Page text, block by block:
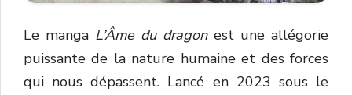
Le manga L’Âme du dragonest une allégorie
puissante de la nature humaine et des forces
qui nous dépassent. Lancé en 2023 sous le